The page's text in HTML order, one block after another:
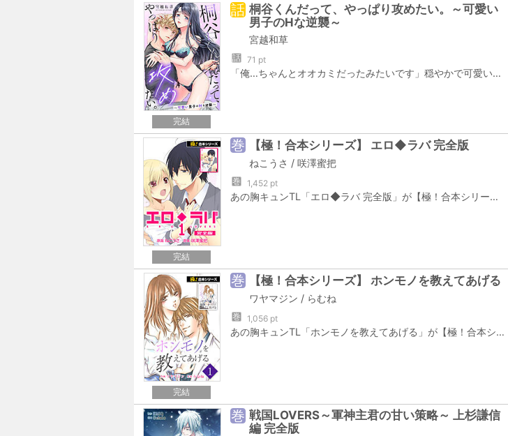
完結
話 桐谷くんだって、やっぱり攻めたい。～可愛い
男子のHな逆襲～
宮越和草
話 71 pt
「俺…ちゃんとオオカミだったみたいです」穏やかで可愛い桐谷先輩が、初めて見せた男の顔。このまま私、攻め返されちゃうの…!?――OLの堂園さとみは、今日も可愛い桐谷先輩を愛でる日々。二人の間には「異性」として意識し合うムードはないように思えた。そんなある日、さとみは元カレに悪口を言いふらされ、ショックのあまりヤケ酒してしまう。おまけに看病してくれた桐谷先輩を誤って押し倒してしまい…――「攻めてみたい」艶めかしい桐谷先輩を前に、性的願望が開かれたさとみ。思い切って桐谷先輩にキスしてみると…!?
完結
巻 【極！合本シリーズ】 エロ◆ラバ 完全版
ねこうさ / 咲澤蜜把
巻 1,452 pt
あの胸キュンTL「エロ◆ラバ 完全版」が【極！合本シリーズ】に登場！主人公・実矢（みや）が編入した学校は「子作りのため男女同室」というありえない規則があり、しかもルームメイトはドＳなイケメン寮長･平治。最初は抵抗する実矢だが、色々なオモチャまで完備された部屋の中で二人は接近！平治の甘いマスクとは裏腹の超ドＳな態度に見矢は・・。モバスペBookの大人気作品がコミック化! ※「エロ◆ラバ」特装版１～１１話を収録しています。
完結
巻 【極！合本シリーズ】 ホンモノを教えてあげる
ワヤマジン / らむね
巻 1,056 pt
あの胸キュンTL「ホンモノを教えてあげる」が【極！合本シリーズ】に登場！保健室で先生が「授業」と称して・・。目隠しされてベッドに縛られたり・・。いつもは感じないのに、保健の先生にイジワルに責められると・・。先生の「Ｈな授業」の日々にカラダは逆らえなくて・・。先生と生徒、禁断の保健授業が始まり・・。モバスペBookの大人気作品がコミック化！ ※「ホンモノを教えてあげる」単話版１～８話を収録しています。
巻 戦国LOVERS～軍神主君の甘い策略～ 上杉謙信
編 完全版